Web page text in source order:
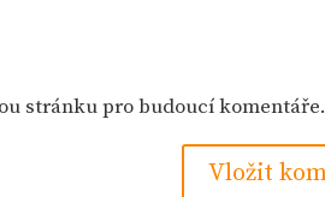
stránku pro budoucí komentáře.